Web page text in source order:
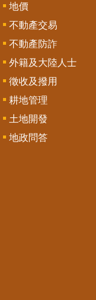
地價
不動產交易
不動產防詐
外籍及大陸人士
徵收及撥用
耕地管理
土地開發
地政問答